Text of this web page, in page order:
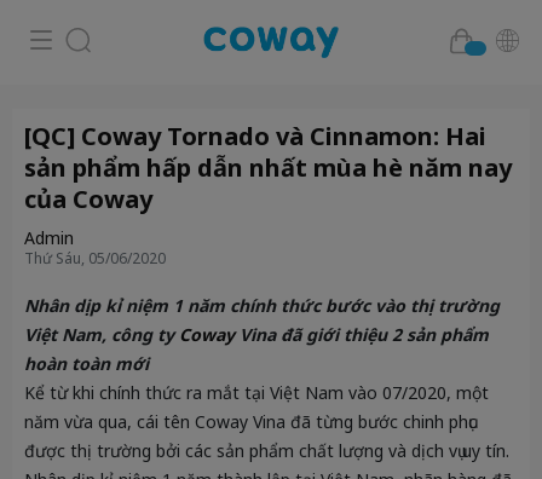
[QC] Coway Tornado và Cinnamon: Hai
sản phẩm hấp dẫn nhất mùa hè năm nay
của Coway
Admin
Thứ Sáu, 05/06/2020
Nhân dịp kỉ niệm 1 năm chính thức bước vào thị trường
Việt Nam, công tyCowayVina đã giới thiệu 2 sản phẩm
hoàn toàn mới
Kể từ khi chính thức ra mắt tại Việt Nam vào 07/2020, một
năm vừa qua, cái tên Coway Vina đã từng bước chinh phục
được thị trường bởi các sản phẩm chất lượng và dịch vụ uy tín.